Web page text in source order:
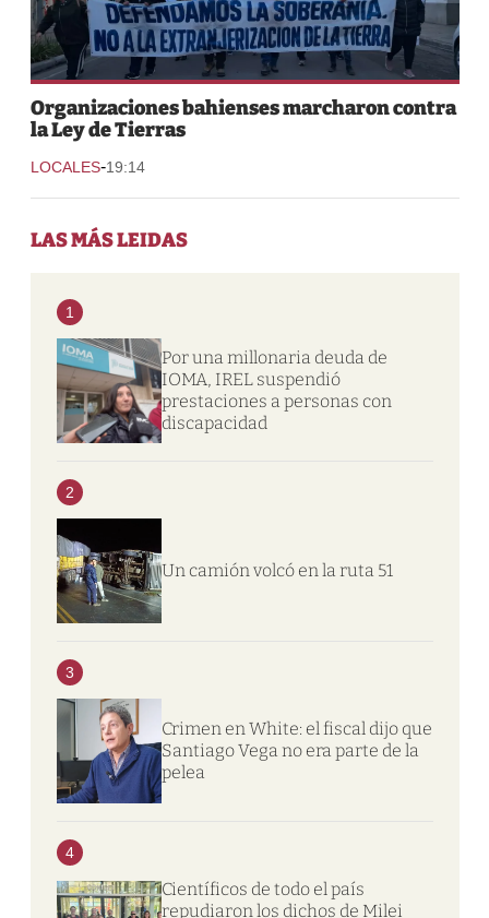
Organizaciones bahienses marcharon contra
la Ley de Tierras
LOCALES-19:14
LAS MÁS LEIDAS
1
Por una millonaria deuda de
IOMA, IREL suspendió
prestaciones a personas con
discapacidad
2
Un camión volcó en la ruta 51
3
Crimen en White: el fiscal dijo que
Santiago Vega no era parte de la
pelea
4
Científicos de todo el país
repudiaron los dichos de Milei